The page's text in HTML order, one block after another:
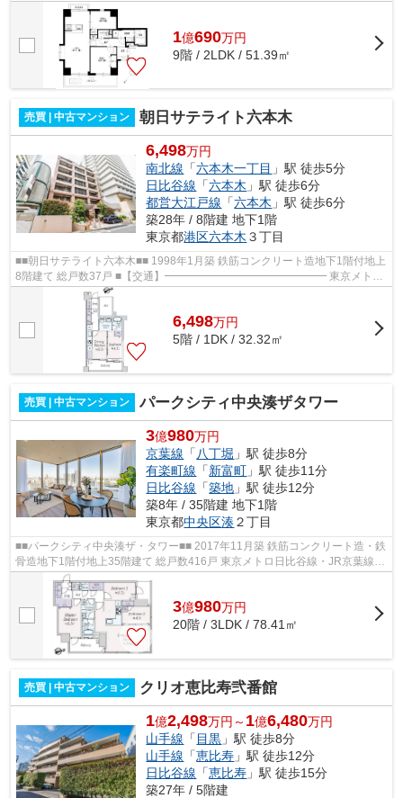
大規模修繕計画実施済 エレベー...
1億690万円
9階 / 2LDK / 51.39㎡
売買 | 中古マンション 朝日サテライト六本木
6,498万円
南北線 「六本木一丁目 」駅 徒歩5分
日比谷線 「六本木 」駅 徒歩6分
都営大江戸線 「六本木 」駅 徒歩6分
築28年 / 8階建 地下1階
東京都港区六本木 ３丁目
■■朝日サテライト六本木■■ 1998年1月築 鉄筋コンクリート造地下1階付地上
8階建て 総戸数37戸 ■【交通】━━━━━━━━━━━━━━━ 東京メトロ
南北線『六本木一丁目』駅徒歩5分 東京メトロ日...
6,498万円
5階 / 1DK / 32.32㎡
売買 | 中古マンション パークシティ中央湊ザタワー
3億980万円
京葉線 「 八丁堀 」駅 徒歩8分
有楽町線 「新富町 」駅 徒歩11分
日比谷線 「築地 」駅 徒歩12分
築8年 / 35階建 地下1階
東京都中央区湊２丁目
■■パークシティ中央湊ザ・タワー■■ 2017年11月築 鉄筋コンクリート造・鉄
骨造地下1階付地上35階建て 総戸数416戸 東京メトロ日比谷線・JR京葉線
3億980万円
20階 / 3LDK / 78.41㎡
売買 | 中古マンション クリオ恵比寿弐番館
1億2,498万円～ 1億6,480万円
山手線 「 目黒 」駅 徒歩8分
山手線 「恵比寿 」駅 徒歩12分
日比谷線 「恵比寿 」駅 徒歩15分
築27年 / 5階建